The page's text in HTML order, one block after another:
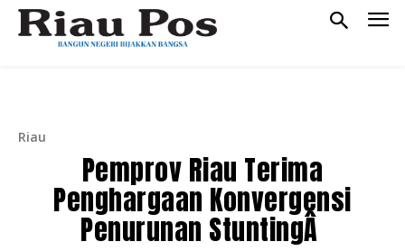
Riau
Pemprov Riau Terima
Penghargaan Konvergensi
Penurunan StuntingÂ